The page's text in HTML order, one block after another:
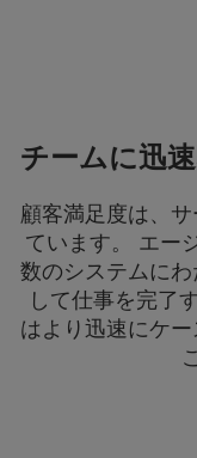
チームに迅
顧客満足度は、
ています。 エー
数のシステムに
して仕事を完了
はより迅速にケ